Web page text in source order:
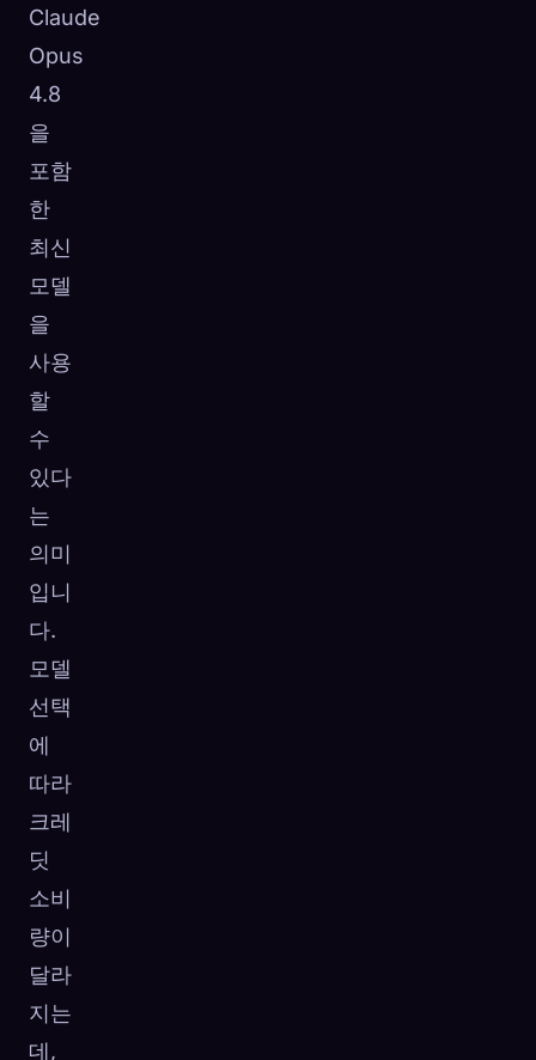
Claude
Opus
4.8
을
포함
한
최신
모델
을
사용
할
수
있다
는
의미
입니
다.
모델
선택
에
따라
크레
딧
소비
량이
달라
지는
데,